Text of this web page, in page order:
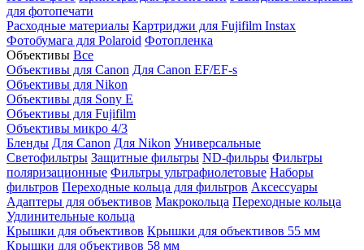
для фотопечати
Расходные материалы Картриджи для Fujifilm Instax
Фотобумага для Polaroid Фотопленка
Объективы Все
Объективы для Canon Для Canon EF/EF-s
Объективы для Nikon
Объективы для Sony E
Объективы для Fujifilm
Объективы микро 4/3
Бленды Для Canon Для Nikon Универсальные
Светофильтры Защитные фильтры ND-фильры Фильтры
поляризационные Фильтры ультрафиолетовые Наборы
фильтров Переходные кольца для фильтров Аксессуары
Адаптеры для объективов Макрокольца Переходные кольца
Удлинительные кольца
Крышки для объективов Крышки для объективов 55 мм
Крышки для объективов 58 мм